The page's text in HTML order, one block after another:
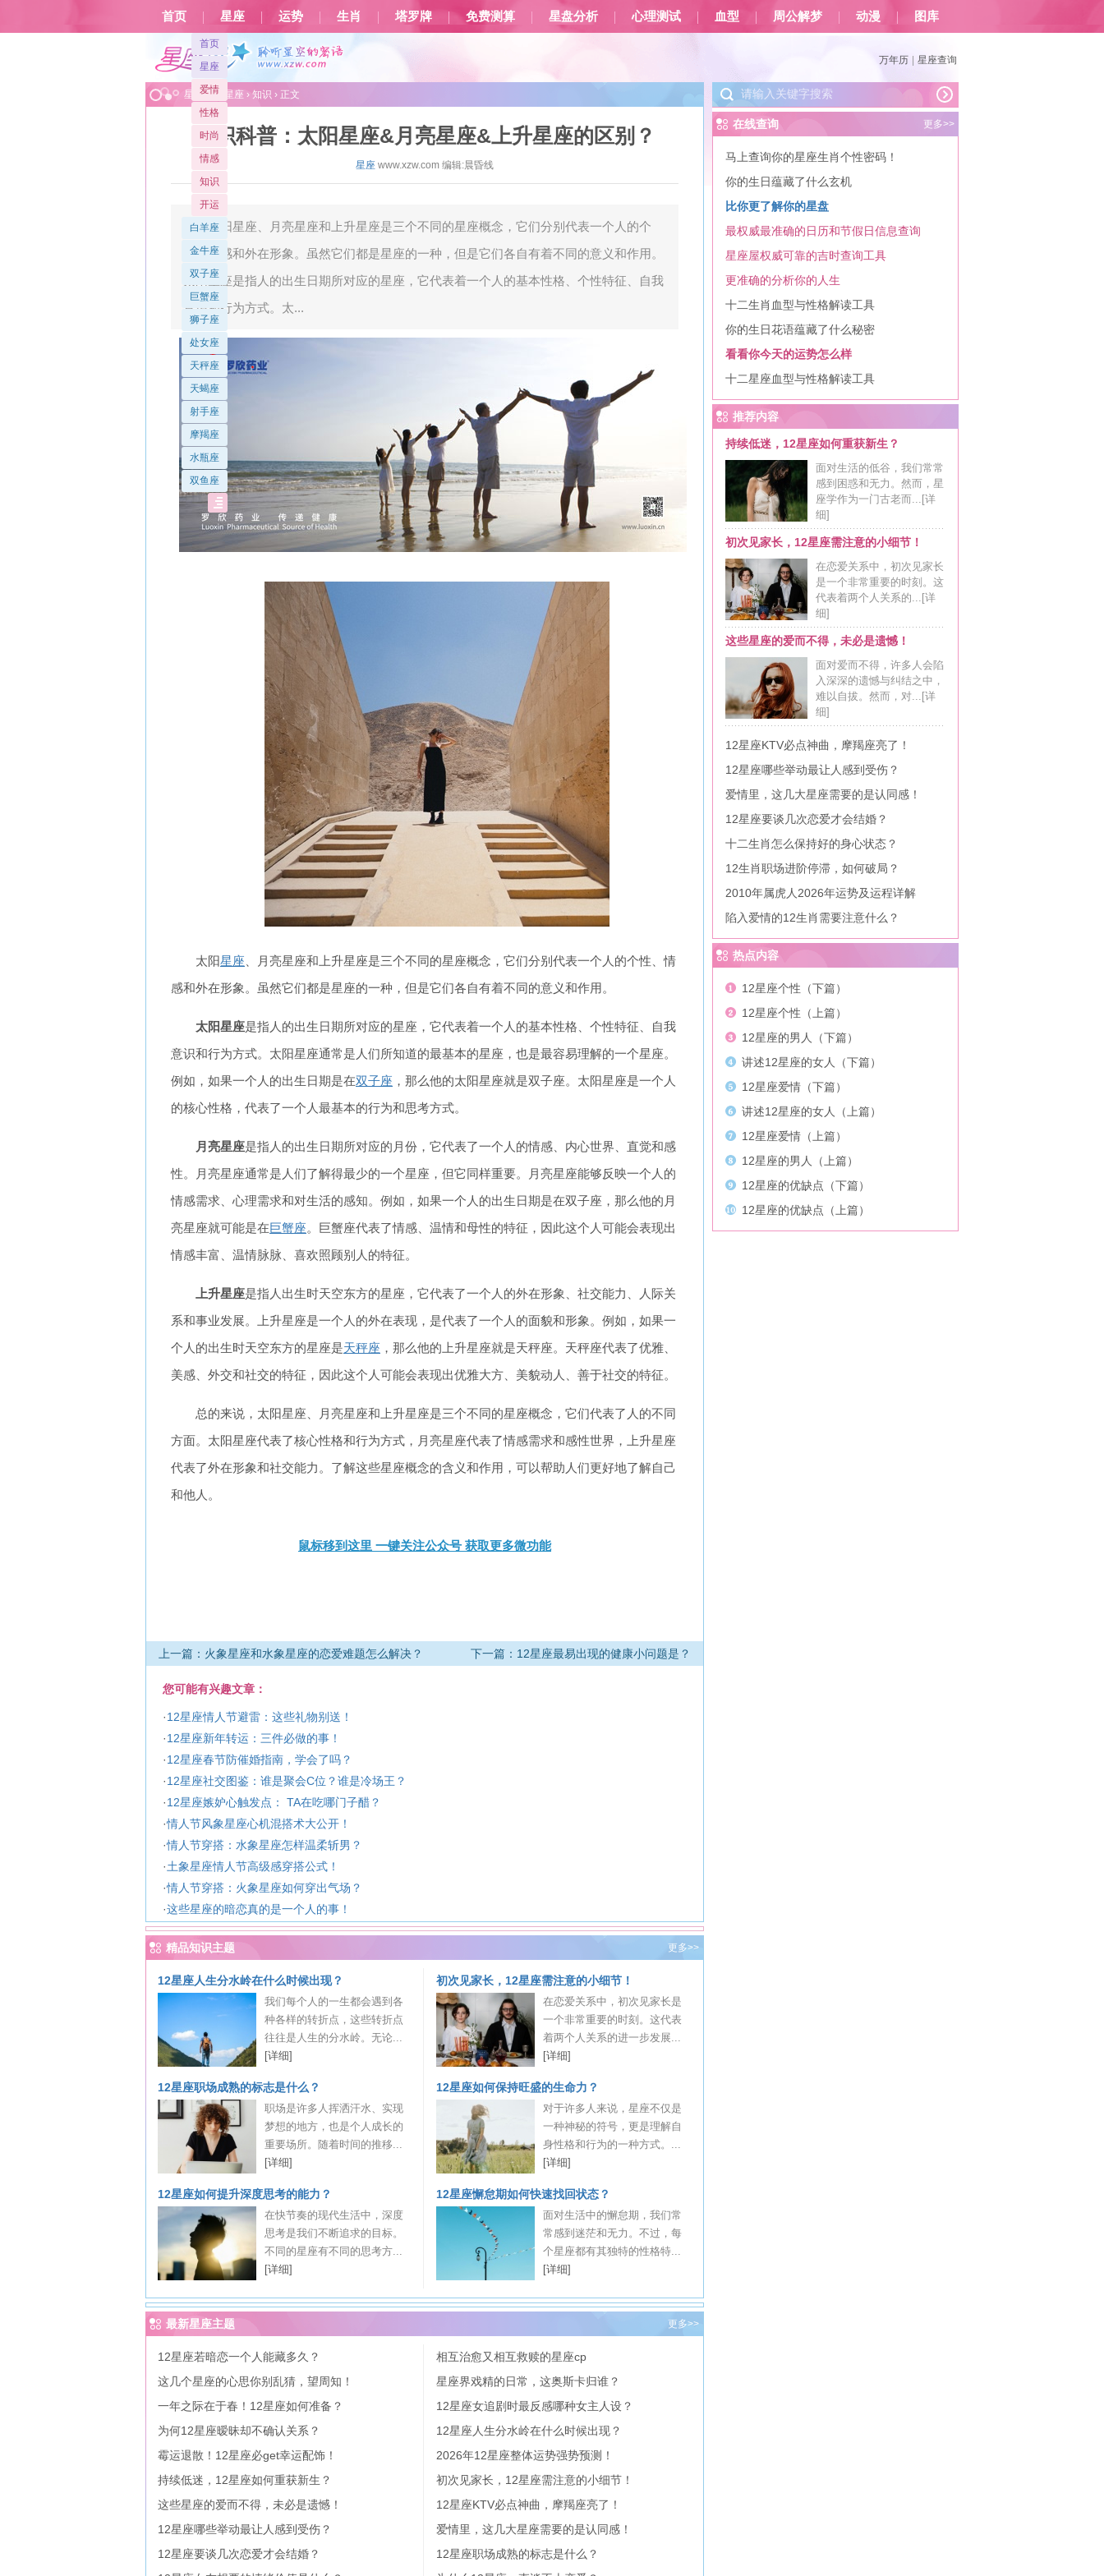
首页 星座 运势 生肖 塔罗牌 免费测算 星盘分析 心理测试 血型 周公解梦 动漫 图库
首页
星座
爱情
性格
时尚
情感
知识
开运
白羊座
金牛座
双子座
巨蟹座
狮子座
处女座
天秤座
天蝎座
射手座
摩羯座
水瓶座
双鱼座
万年历 星座查询
星座屋> 星座 › 知识 › 正文
知识科普：太阳星座&月亮星座&上升星座的区别？
星座 www.xzw.com 编辑:晨昏线
太阳星座、月亮星座和上升星座是三个不同的星座概念，它们分别代表一个人的个
性、情感和外在形象。虽然它们都是星座的一种，但是它们各自有着不同的意义和作用。
太阳星座是指人的出生日期所对应的星座，它代表着一个人的基本性格、个性特征、自我
意识和行为方式。太...
太阳星座 、月亮星座和上升星座是三个不同的星座概念，它们分别代表一个人的个性、情
感和外在形象。虽然它们都是星座的一种，但是它们各自有着不同的意义和作用。
太阳星座是指人的出生日期所对应的星座，它代表着一个人的基本性格、个性特征、自我
意识和行为方式。太阳星座通常是人们所知道的最基本的星座，也是最容易理解的一个星座。
例如，如果一个人的出生日期是在双子座 ，那么他的太阳星座就是双子座。太阳星座是一个人
的核心性格，代表了一个人最基本的行为和思考方式。
月亮星座是指人的出生日期所对应的月份，它代表了一个人的情感、内心世界、直觉和感
性。月亮星座通常是人们了解得最少的一个星座，但它同样重要。月亮星座能够反映一个人的
情感需求、心理需求和对生活的感知。例如，如果一个人的出生日期是在双子座，那么他的月
亮星座就可能是在巨蟹座。巨蟹座代表了情感、温情和母性的特征，因此这个人可能会表现出
情感丰富、温情脉脉、喜欢照顾别人的特征。
上升星座是指人出生时天空东方的星座，它代表了一个人的外在形象、社交能力、人际关
系和事业发展。上升星座是一个人的外在表现，是代表了一个人的面貌和形象。例如，如果一
个人的出生时天空东方的星座是天秤座 ，那么他的上升星座就是天秤座。天秤座代表了优雅、
美感、外交和社交的特征，因此这个人可能会表现出优雅大方、美貌动人、善于社交的特征。
总的来说，太阳星座、月亮星座和上升星座是三个不同的星座概念，它们代表了人的不同
方面。太阳星座代表了核心性格和行为方式，月亮星座代表了情感需求和感性世界，上升星座
代表了外在形象和社交能力。了解这些星座概念的含义和作用，可以帮助人们更好地了解自己
和他人。
鼠标移到这里 一键关注公众号 获取更多微功能
上一篇：火象星座和水象星座的恋爱难题怎么解决？ 下一篇：12星座最易出现的健康小问题是？
您可能有兴趣文章：
·12星座情人节避雷：这些礼物别送！
·12星座新年转运：三件必做的事！
·12星座春节防催婚指南，学会了吗？
·12星座社交图鉴：谁是聚会C位？谁是冷场王？
·12星座嫉妒心触发点： TA在吃哪门子醋？
·情人节风象星座心机混搭术大公开！
·情人节穿搭：水象星座怎样温柔斩男？
·土象星座情人节高级感穿搭公式！
·情人节穿搭：火象星座如何穿出气场？
·这些星座的暗恋真的是一个人的事！
精品知识主题 更多>>
12星座人生分水岭在什么时候出现？
我们每个人的一生都会遇到各
种各样的转折点，这些转折点
往往是人生的分水岭。无论...
[详细]
初次见家长，12星座需注意的小细节！
在恋爱关系中，初次见家长是
一个非常重要的时刻。这代表
着两个人关系的进一步发展...
[详细]
12星座职场成熟的标志是什么？
职场是许多人挥洒汗水、实现
梦想的地方，也是个人成长的
重要场所。随着时间的推移...
[详细]
12星座如何保持旺盛的生命力？
对于许多人来说，星座不仅是
一种神秘的符号，更是理解自
身性格和行为的一种方式。...
[详细]
12星座如何提升深度思考的能力？
在快节奏的现代生活中，深度
思考是我们不断追求的目标。
不同的星座有不同的思考方...
[详细]
12星座懈怠期如何快速找回状态？
面对生活中的懈怠期，我们常
常感到迷茫和无力。不过，每
个星座都有其独特的性格特...
[详细]
最新星座主题 更多>>
12星座若暗恋一个人能藏多久？
相互治愈又相互救赎的星座cp
这几个星座的心思你别乱猜，望周知！
星座界戏精的日常，这奥斯卡归谁？
一年之际在于春！12星座如何准备？
12星座女追剧时最反感哪种女主人设？
为何12星座暧昧却不确认关系？
12星座人生分水岭在什么时候出现？
霉运退散！12星座必get幸运配饰！
2026年12星座整体运势强势预测！
持续低迷，12星座如何重获新生？
初次见家长，12星座需注意的小细节！
这些星座的爱而不得，未必是遗憾！
12星座KTV必点神曲，摩羯座亮了！
12星座哪些举动最让人感到受伤？
爱情里，这几大星座需要的是认同感！
12星座要谈几次恋爱才会结婚？
12星座职场成熟的标志是什么？
更多>>
在线查询
马上查询你的星座生肖个性密码！
你的生日蕴藏了什么玄机
比你更了解你的星盘
最权威最准确的日历和节假日信息查询
星座屋权威可靠的吉时查询工具
更准确的分析你的人生
十二生肖血型与性格解读工具
你的生日花语蕴藏了什么秘密
看看你今天的运势怎么样
十二星座血型与性格解读工具
推荐内容
持续低迷，12星座如何重获新生？
面对生活的低谷，我们常常
感到困惑和无力。然而，星
座学作为一门古老而... [详
细]
初次见家长，12星座需注意的小细节！
在恋爱关系中，初次见家长
是一个非常重要的时刻。这
代表着两个人关系的... [详
细]
这些星座的爱而不得，未必是遗憾！
面对爱而不得，许多人会陷
入深深的遗憾与纠结之中，
难以自拔。然而，对... [详
细]
12星座KTV必点神曲，摩羯座亮了！
12星座哪些举动最让人感到受伤？
爱情里，这几大星座需要的是认同感！
12星座要谈几次恋爱才会结婚？
十二生肖怎么保持好的身心状态？
12生肖职场进阶停滞，如何破局？
2010年属虎人2026年运势及运程详解
陷入爱情的12生肖需要注意什么？
热点内容
12星座个性（下篇）
12星座个性（上篇）
12星座的男人（下篇）
讲述12星座的女人（下篇）
12星座爱情（下篇）
讲述12星座的女人（上篇）
12星座爱情（上篇）
12星座的男人（上篇）
12星座的优缺点（下篇）
12星座的优缺点（上篇）